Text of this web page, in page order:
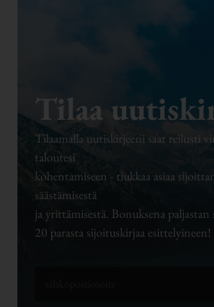
Tilaa
Tilaamalla uutiskirjeeni saat reilusti
taloutesi
kohentamiseen - tiukkaa asiaa
säästämisestä
ja yrittämisestä. Bonuksena paljastan
20 parasta sijoituskirjaa esittelyineen!